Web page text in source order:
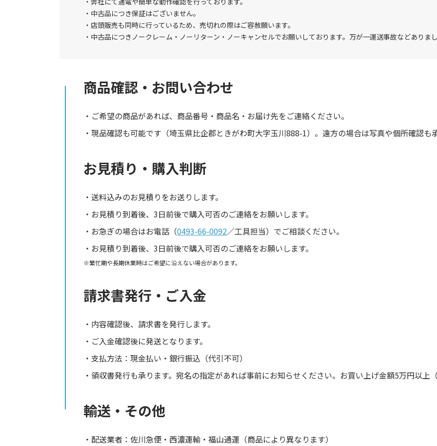
中古品につき保証はございません。
店頭販売も同時に行っているため、売切れの際はご容赦願います。
中古品につきノークレーム・ノーリターン・ノーキャンセルでお願いしております。万が一運送事故などありま
商品確認・お問い合わせ
ご希望の商品があれば、商品番号・商品名・お届け先をご連絡ください。
現品確認も可能です（埼玉県比企郡ときがわ町大字玉川888-1）。遠方の場合は写真や個所確認も
お見積り・購入判断
送料込みのお見積りをお送りします。
お見積り到着後、3日前後で購入可否のご連絡をお願いします。
お急ぎの場合はお電話（0493-66-0092／工具担当）でご相談ください。
お見積り到着後、3日前後で購入可否のご連絡をお願いします。
繁忙期や長期休業時はご希望に沿えない場合があります。
請求書発行・ご入金
内容確認後、請求書を発行します。
ご入金確認後に発送となります。
支払方法：現金払い・銀行振込（代引不可）
領収書発行も承ります。宛名の指定があれば事前にお知らせください。お買い上げ金額5万円以上
輸送・その他
配送業者：佐川急便・西濃運輸・福山通運（商品により異なります）